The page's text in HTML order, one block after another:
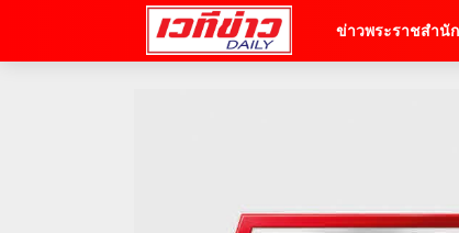
ข่าวพระราชสำนัก